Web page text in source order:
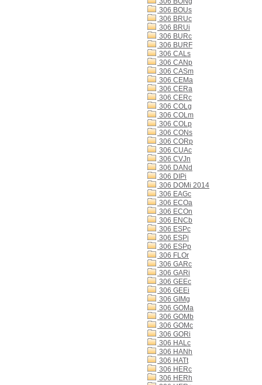
306 BOUs
306 BRUc
306 BRUi
306 BURc
306 BURF
306 CALs
306 CANp
306 CASm
306 CEMa
306 CERa
306 CERc
306 COLg
306 COLm
306 COLp
306 CONs
306 CORp
306 CUAc
306 CVJn
306 DANd
306 DIPi
306 DOMi 2014
306 EAGc
306 ECOa
306 ECOn
306 ENCb
306 ESPc
306 ESPi
306 ESPp
306 FLOr
306 GARc
306 GARi
306 GEEc
306 GEEi
306 GIMg
306 GOMa
306 GOMb
306 GOMc
306 GORi
306 HALc
306 HANh
306 HATt
306 HERc
306 HERh